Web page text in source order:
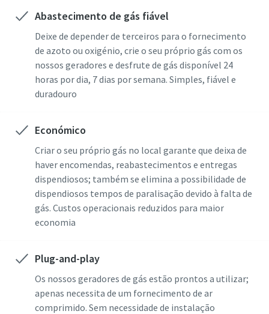
Descubra mais
Descubra mais
precisa de saber
Descubra mais
Abastecimento de gás fiável
Deixe de depender de terceiros para o fornecimento
de azoto ou oxigénio, crie o seu próprio gás com os
nossos geradores e desfrute de gás disponível 24
horas por dia, 7 dias por semana. Simples, fiável e
duradouro
Económico
Criar o seu próprio gás no local garante que deixa de
haver encomendas, reabastecimentos e entregas
dispendiosos; também se elimina a possibilidade de
dispendiosos tempos de paralisação devido à falta de
gás. Custos operacionais reduzidos para maior
economia
Plug-and-play
Os nossos geradores de gás estão prontos a utilizar;
apenas necessita de um fornecimento de ar
comprimido. Sem necessidade de instalação